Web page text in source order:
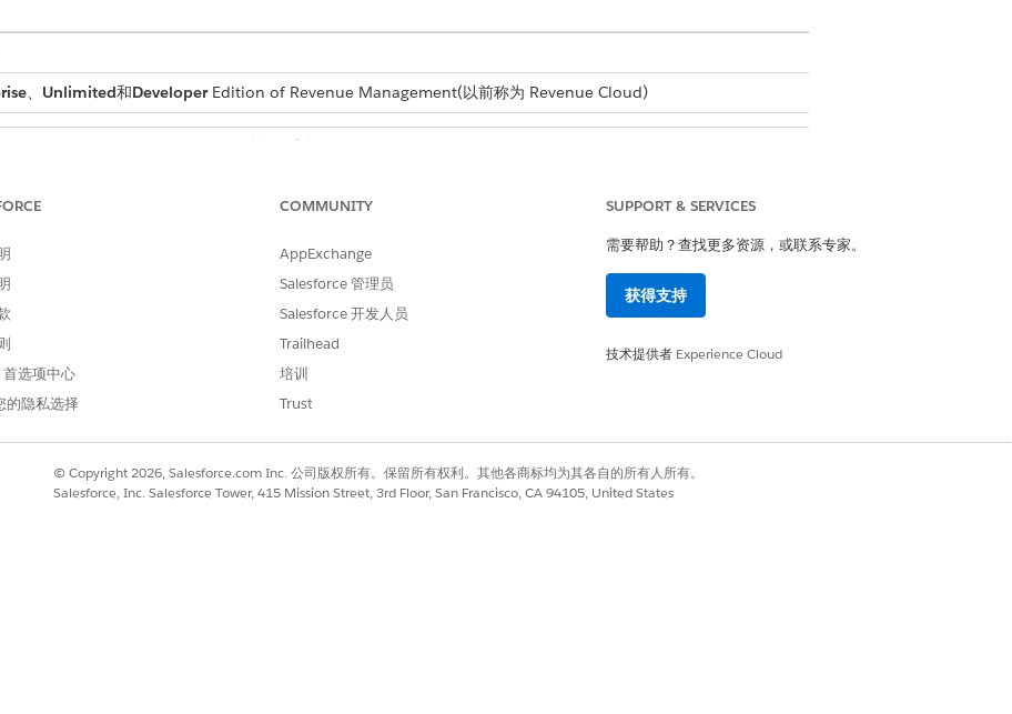
、 Unlimited和DeveloperEdition of Revenue Management(以前称为 Revenue Cloud)
所需用户权限
管理
收入管理
查找并选择“
，打开将派生定价资产添加到报价或订单。
续订包括贡献产品，但仅添加当前请求中明确包含的派生定价产品。
选项中心
的隐私选择
COMMUNITY
AppExchange
Salesforce 管理员
Salesforce 开发人员
Trailhead
培训
Trust
SUPPORT & SERVICES
需要帮助？查找更多资源，或联系专家。
获得支持
技术提供者 Experience Cloud
© Copyright 2026, Salesforce.com Inc. 公司版权所有。保留所有权利。其他各商标均为其各自的所有人所有。
Salesforce, Inc. Salesforce Tower, 415 Mission Street, 3rd Floor, San Francisco, CA 94105, United States